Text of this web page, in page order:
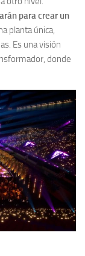
para crear un
planta única,
Es una visión
donde